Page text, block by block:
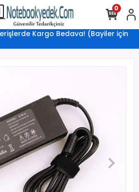
Kargo Bedava! (Bayiler için
0